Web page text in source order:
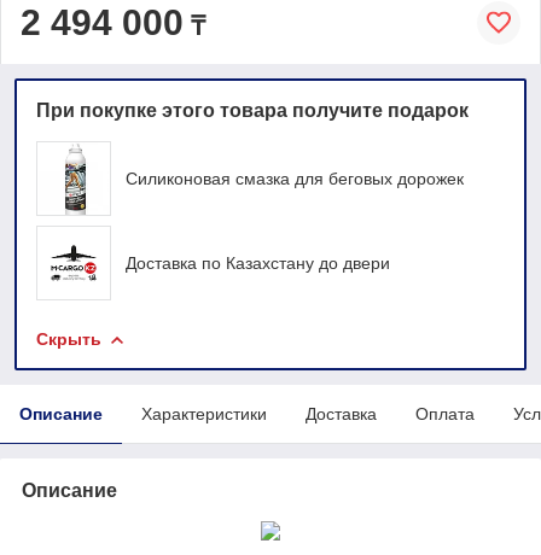
2 494 000 ₸
При покупке этого товара получите подарок
Силиконовая смазка для беговых дорожек
Доставка по Казахстану до двери
Скрыть
Описание Характеристики Доставка Оплата
Описание